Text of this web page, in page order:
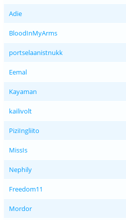
Adie
BloodInMyArms
portselaanistnukk
Eemal
Kayaman
kailivolt
PiziIngliito
MissIs
Nephily
Freedom11
Mordor